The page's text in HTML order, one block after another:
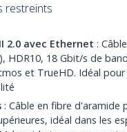
restreints
2.0 avec Ethernet :
HDR10, 18 Gbit/s de
et TrueHD. Idéal
: Câble en fibre d'aramide
idéal dans les